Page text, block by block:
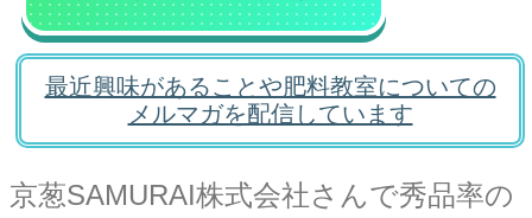
最近興味があることや肥料教室についての
メルマガを配信しています
京葱SAMURAI株式会社さんで秀品率の